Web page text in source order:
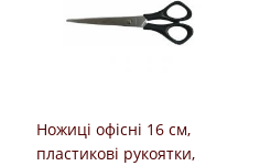
Ножиці офісні 16 см,
пластикові рукоятки,